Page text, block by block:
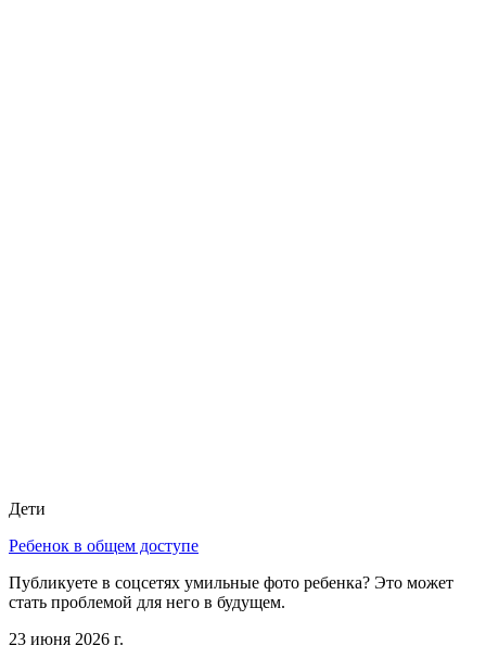
Дети
Ребенок в общем доступе
Публикуете в соцсетях умильные фото ребенка? Это может
стать проблемой для него в будущем.
23 июня 2026 г.